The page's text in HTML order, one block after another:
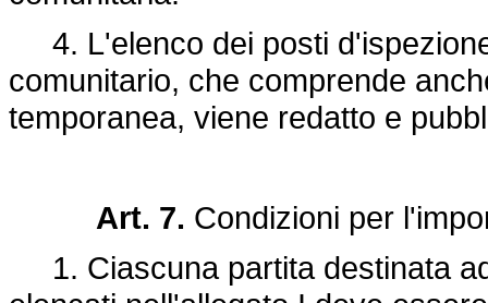
4. L'elenco dei posti
comunitario, che comprende
temporanea, viene redatto e
Art. 7. Condizioni per
1. Ciascuna partita destinata